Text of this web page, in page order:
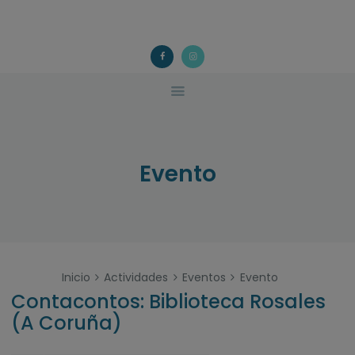
Evento
Inicio Actividades Eventos Evento
ACOUGO
Asociación galega de familias de acollida
QUÉ FACEMOS?
ACTIVIDADES
Contacontos: Biblioteca Rosales
(A Coruña)